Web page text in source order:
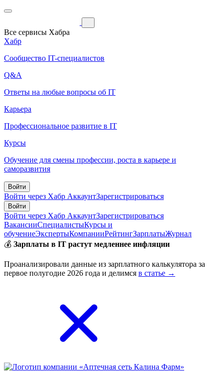
Все сервисы Хабра
Хабр
Сообщество IT-специалистов
Q&A
Ответы на любые вопросы об IT
Карьера
Профессиональное развитие в IT
Курсы
Обучение для смены профессии, роста в карьере и
саморазвития
Войти
Войти через Хабр АккаунтЗарегистрироваться
Войти
Войти через Хабр АккаунтЗарегистрироваться
ВакансииСпециалистыКурсы и
обучениеЭкспертыКомпанииРейтингЗарплатыЖурнал
💰 Зарплаты в IT растут медленнее инфляции
Проанализировали данные из зарплатного калькулятора за
первое полугодие 2026 года и делимся в статье →